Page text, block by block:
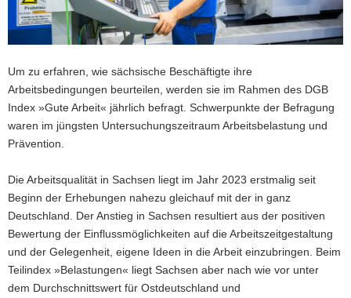
Um zu erfahren, wie sächsische Beschäftigte ihre
Arbeitsbedingungen beurteilen, werden sie im Rahmen des DGB
Index »Gute Arbeit« jährlich befragt. Schwerpunkte der Befragung
waren im jüngsten Untersuchungszeitraum Arbeitsbelastung und
Prävention.
Die Arbeitsqualität in Sachsen liegt im Jahr 2023 erstmalig seit
Beginn der Erhebungen nahezu gleichauf mit der in ganz
Deutschland. Der Anstieg in Sachsen resultiert aus der positiven
Bewertung der Einflussmöglichkeiten auf die Arbeitszeitgestaltung
und der Gelegenheit, eigene Ideen in die Arbeit einzubringen. Beim
Teilindex »Belastungen« liegt Sachsen aber nach wie vor unter
dem Durchschnittswert für Ostdeutschland und